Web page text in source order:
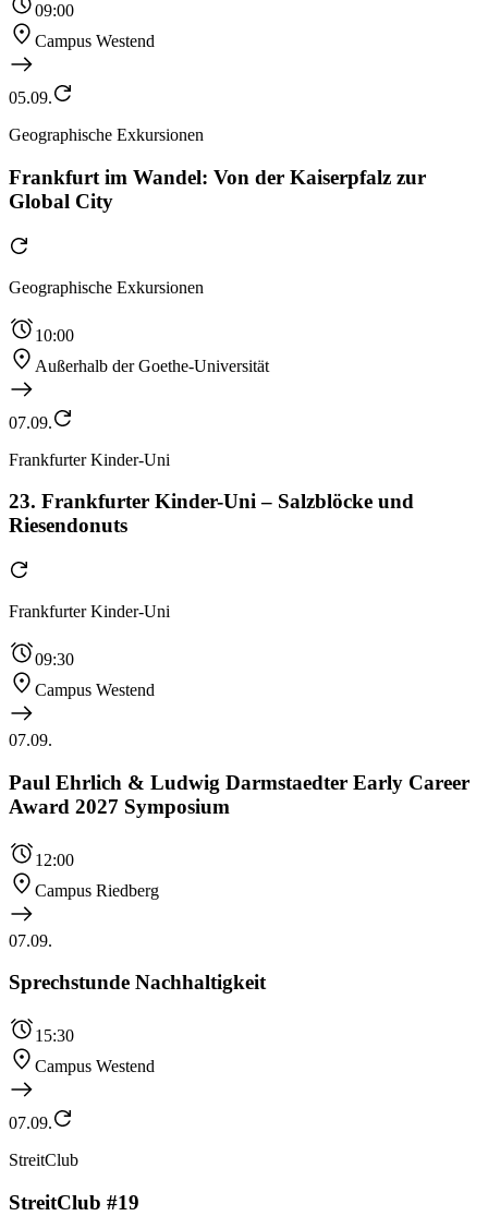
09:00
Campus Westend
05.09.
Geographische Exkursionen
Frankfurt im Wandel: Von der Kaiserpfalz zur
Global City
Geographische Exkursionen
10:00
Außerhalb der Goethe-Universität
07.09.
Frankfurter Kinder-Uni
23. Frankfurter Kinder-Uni – Salzblöcke und
Riesendonuts
Frankfurter Kinder-Uni
09:30
Campus Westend
07.09.
Paul Ehrlich & Ludwig Darmstaedter Early Career
Award 2027 Symposium
12:00
Campus Riedberg
07.09.
Sprechstunde Nachhaltigkeit
15:30
Campus Westend
07.09.
StreitClub
StreitClub #19